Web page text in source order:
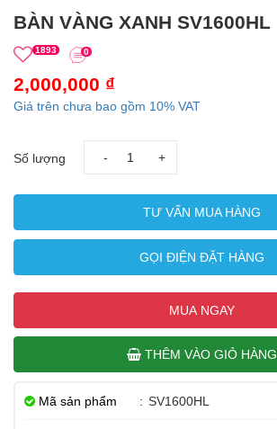
BÀN VÀNG XANH SV1600HL
1893 0
2,000,000 ₫
Giá trên chưa bao gồm 10% VAT
Số lượng - +
TƯ VẤN MUA HÀNG
GỌI ĐIỆN ĐẶT HÀNG
MUA NGAY
THÊM VÀO GIỎ HÀNG
Mã sản phẩm : SV1600HL